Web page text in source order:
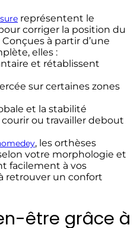
représentent le
corriger la position du
à partir d’une
elles :
et rétablissent
sur certaines zones
et la stabilité
ou travailler debout
, les orthèses
votre morphologie et
facilement à vos
retrouver un confort
être grâce à